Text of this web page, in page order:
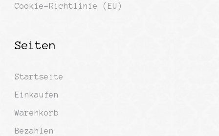
Cookie-Richtlinie (EU)
Seiten
Startseite
Einkaufen
Warenkorb
Bezahlen